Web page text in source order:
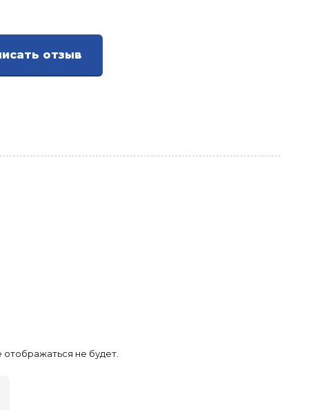
отзыв
не будет.